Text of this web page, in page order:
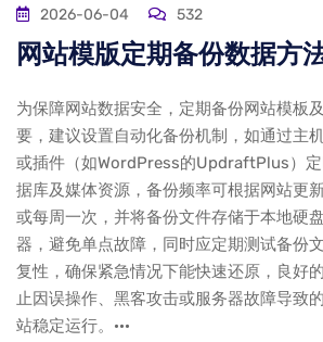
2026-06-04 532
网站模版定期备份数据方
为保障网站数据安全，定期备份网站模板
要，建议设置自动化备份机制，如通过主
或插件（如WordPress的UpdraftPlus）
据库及媒体资源，备份频率可根据网站更
或每周一次，并将备份文件存储于本地硬
器，避免单点故障，同时应定期测试备份
复性，确保紧急情况下能快速还原，良好
止因误操作、黑客攻击或服务器故障导致
站稳定运行。···